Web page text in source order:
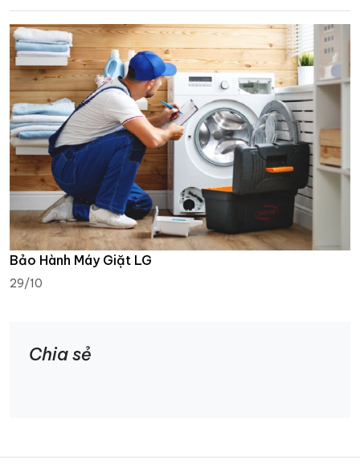
Bảo Hành Máy Giặt LG
29/10
Chia sẻ